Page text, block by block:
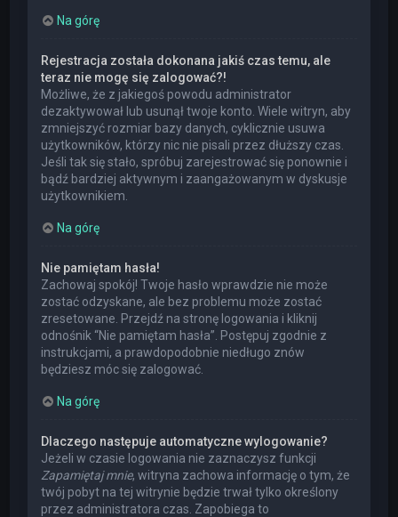
Na górę
Rejestracja została dokonana jakiś czas temu, ale
teraz nie mogę się zalogować?!
Możliwe, że z jakiegoś powodu administrator
dezaktywował lub usunął twoje konto. Wiele witryn, aby
zmniejszyć rozmiar bazy danych, cyklicznie usuwa
użytkowników, którzy nic nie pisali przez dłuższy czas.
Jeśli tak się stało, spróbuj zarejestrować się ponownie i
bądź bardziej aktywnym i zaangażowanym w dyskusje
użytkownikiem.
Na górę
Nie pamiętam hasła!
Zachowaj spokój! Twoje hasło wprawdzie nie może
zostać odzyskane, ale bez problemu może zostać
zresetowane. Przejdź na stronę logowania i kliknij
odnośnik “Nie pamiętam hasła”. Postępuj zgodnie z
instrukcjami, a prawdopodobnie niedługo znów
będziesz móc się zalogować.
Na górę
Dlaczego następuje automatyczne wylogowanie?
Jeżeli w czasie logowania nie zaznaczysz funkcji
Zapamiętaj mnie, witryna zachowa informację o tym, że
twój pobyt na tej witrynie będzie trwał tylko określony
przez administratora czas. Zapobiega to